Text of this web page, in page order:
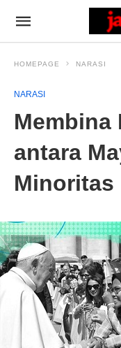
HOMEPAGE NARASI
NARASI
Membina
antara
Minoritas